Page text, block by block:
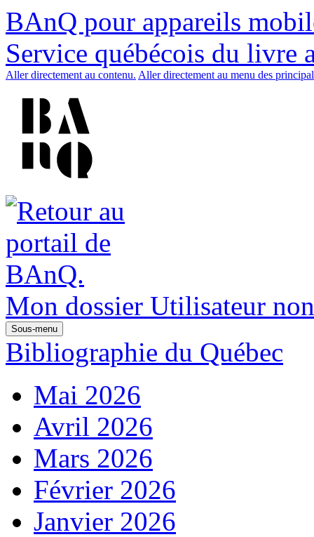
BAnQ pour appareils
Service québécois du livre
Aller directement au contenu. Aller directement au menu des
Mon dossier Utilisateur
Sous-menu
Bibliographie du Québec
Mai 2026
Avril 2026
Mars 2026
Février 2026
Janvier 2026